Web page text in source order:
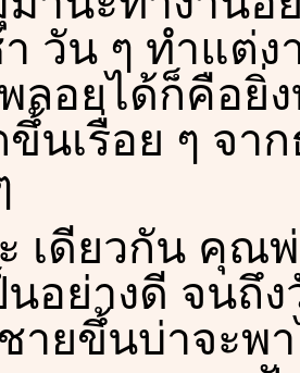
า วัน ๆ ทำแต่
ลอยได้ก็คือยิ่
ขึ้นเรื่อย ๆ จา
เดียวกัน คุณ
นอย่างดี จนถึ
ายขึ้นบ่าจะพ